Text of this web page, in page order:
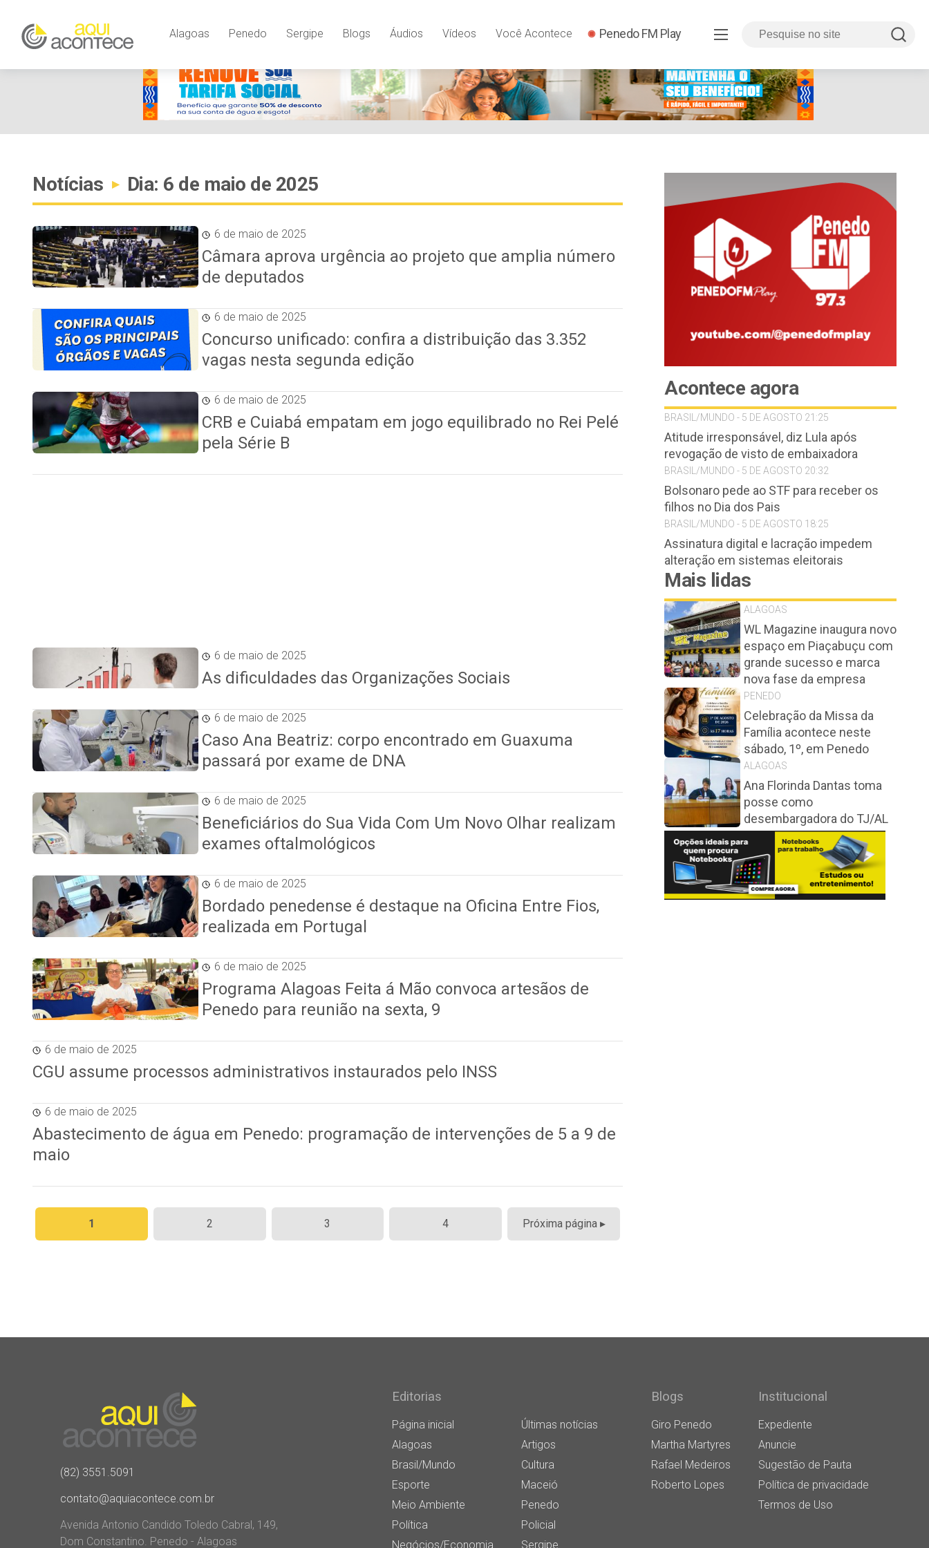
Alagoas Penedo Sergipe Blogs Áudios Vídeos Você Acontece Penedo FM Play
Notícias ▸ Dia: 6 de maio de 2025
6 de maio de 2025
Câmara aprova urgência ao projeto que amplia número
de deputados
6 de maio de 2025
Concurso unificado: confira a distribuição das 3.352
vagas nesta segunda edição
6 de maio de 2025
CRB e Cuiabá empatam em jogo equilibrado no Rei Pelé
pela Série B
6 de maio de 2025
As dificuldades das Organizações Sociais
6 de maio de 2025
Caso Ana Beatriz: corpo encontrado em Guaxuma
passará por exame de DNA
6 de maio de 2025
Beneficiários do Sua Vida Com Um Novo Olhar realizam
exames oftalmológicos
6 de maio de 2025
Bordado penedense é destaque na Oficina Entre Fios,
realizada em Portugal
6 de maio de 2025
Programa Alagoas Feita á Mão convoca artesãos de
Penedo para reunião na sexta, 9
6 de maio de 2025
CGU assume processos administrativos instaurados pelo INSS
6 de maio de 2025
Abastecimento de água em Penedo: programação de intervenções de 5 a 9 de
maio
Paginação
de
1 2 3 4 Próxima página ▸
Acontece agora
BRASIL/MUNDO - 5 DE AGOSTO 21:25
Atitude irresponsável, diz Lula após
revogação de visto de embaixadora
BRASIL/MUNDO - 5 DE AGOSTO 20:32
Bolsonaro pede ao STF para receber os
filhos no Dia dos Pais
BRASIL/MUNDO - 5 DE AGOSTO 18:25
Assinatura digital e lacração impedem
alteração em sistemas eleitorais
Mais lidas
ALAGOAS
WL Magazine inaugura novo
espaço em Piaçabuçu com
grande sucesso e marca
nova fase da empresa
PENEDO
Celebração da Missa da
Família acontece neste
sábado, 1º, em Penedo
ALAGOAS
Ana Florinda Dantas toma
posse como
desembargadora do TJ/AL
(82) 3551.5091
contato@aquiacontece.com.br
Avenida Antonio Candido Toledo Cabral, 149,
Dom Constantino. Penedo - Alagoas
Editorias
Página inicial
Últimas notícias
Alagoas
Artigos
Brasil/Mundo
Cultura
Esporte
Maceió
Meio Ambiente
Penedo
Política
Policial
Negócios/Economia
Sergipe
Blogs
Giro Penedo
Martha Martyres
Rafael Medeiros
Roberto Lopes
Institucional
Expediente
Anuncie
Sugestão de Pauta
Política de privacidade
Termos de Uso